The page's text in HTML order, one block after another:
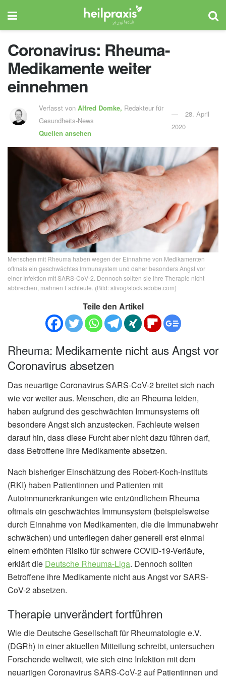
Coronavirus: Rheuma-
Medikamente weiter
einnehmen
Verfasst vonAlfred Domke, Redakteur für
Gesundheits-News
Quellen ansehen
28. April
2020
Menschen mit Rheuma haben wegen der Einnahme von Medikamenten
oftmals ein geschwächtes Immunsystem und daher besonders Angst vor
einer Infektion mit SARS-CoV-2. Dennoch sollten sie ihre Therapie nicht
abbrechen, mahnen Fachleute. (Bild: stivog/stock.adobe.com)
Teile den Artikel
Rheuma: Medikamente nicht aus Angst vor
Coronavirus absetzen
Das neuartige Coronavirus SARS-CoV-2 breitet sich nach
wie vor weiter aus. Menschen, die an Rheuma leiden,
haben aufgrund des geschwächten Immunsystems oft
besondere Angst sich anzustecken. Fachleute weisen
darauf hin, dass diese Furcht aber nicht dazu führen darf,
dass Betroffene ihre Medikamente absetzen.
Nach bisheriger Einschätzung des Robert-Koch-Instituts
(RKI) haben Patientinnen und Patienten mit
Autoimmunerkrankungen wie entzündlichem Rheuma
oftmals ein geschwächtes Immunsystem (beispielsweise
durch Einnahme von Medikamenten, die die Immunabwehr
schwächen) und unterliegen daher generell erst einmal
einem erhöhten Risiko für schwere COVID-19-Verläufe,
erklärt die Deutsche Rheuma-Liga. Dennoch sollten
Betroffene ihre Medikamente nicht aus Angst vor SARS-
CoV-2 absetzen.
Therapie unverändert fortführen
Wie die Deutsche Gesellschaft für Rheumatologie e.V.
(DGRh) in einer aktuellen Mitteilung schreibt, untersuchen
Forschende weltweit, wie sich eine Infektion mit dem
neuartigen Coronavirus SARS-CoV-2 auf Patientinnen und